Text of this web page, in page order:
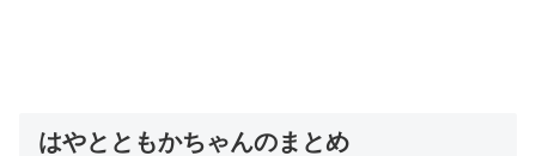
はやとともかちゃんのまとめ